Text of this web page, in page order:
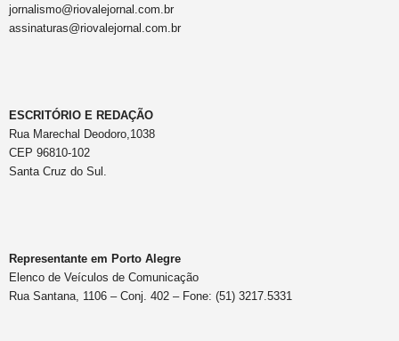
jornalismo@riovalejornal.com.br
assinaturas@riovalejornal.com.br
ESCRITÓRIO E REDAÇÃO
Rua Marechal Deodoro,1038
CEP 96810-102
Santa Cruz do Sul.
Representante em Porto Alegre
Elenco de Veículos de Comunicação
Rua Santana, 1106 – Conj. 402 – Fone: (51) 3217.5331